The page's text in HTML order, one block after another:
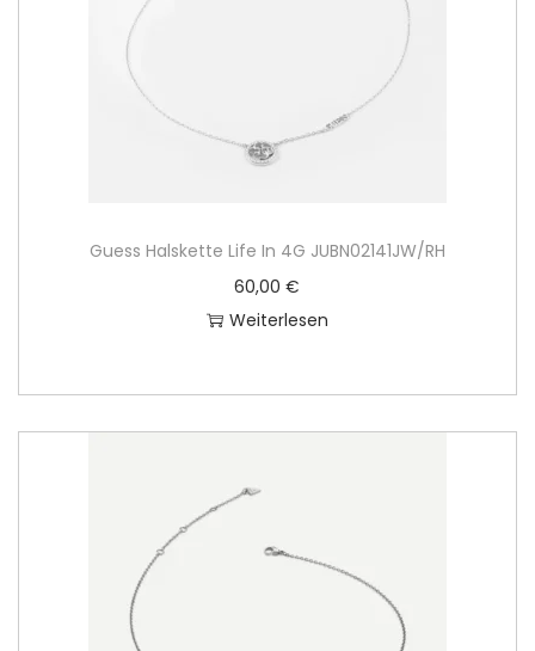
Guess Halskette Life In 4G JUBN02141JW/RH
60,00€
Weiterlesen